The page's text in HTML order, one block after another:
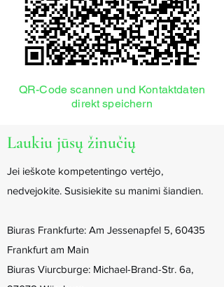
QR-Code scannen und Kontaktdaten
direkt speichern
Laukiu jūsų žinučių
Jei ieškote kompetentingo vertėjo,
nedvejokite. Susisiekite su manimi šiandien.
Biuras Frankfurte: Am Jessenapfel 5, 60435
Frankfurt am Main
Biuras Viurcburge: Michael-Brand-Str. 6a,